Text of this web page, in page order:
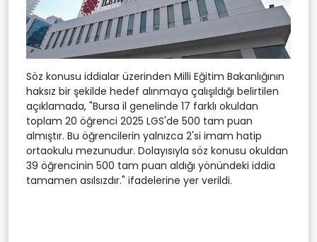
Söz konusu iddialar üzerinden Milli Eğitim Bakanlığının
haksız bir şekilde hedef alınmaya çalışıldığı belirtilen
açıklamada, "Bursa il genelinde 17 farklı okuldan
toplam 20 öğrenci 2025 LGS'de 500 tam puan
almıştır. Bu öğrencilerin yalnızca 2'si imam hatip
ortaokulu mezunudur. Dolayısıyla söz konusu okuldan
39 öğrencinin 500 tam puan aldığı yönündeki iddia
tamamen asılsızdır." ifadelerine yer verildi.